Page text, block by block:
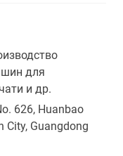
для
и др.
626, Huanbao
City, Guangdong